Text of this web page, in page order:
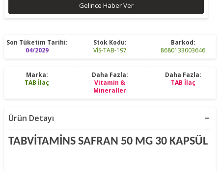
Gelince Haber Ver
Son Tüketim Tarihi:
04/2029
Stok Kodu:
VİS-TAB-197
Barkod:
8680133003646
Marka:
TAB İlaç
Daha Fazla:
Vitamin &
Mineraller
Daha Fazla:
TAB İlaç
Ürün Detayı
TABVİTAMİNS SAFRAN 50 MG 30 KAPSÜL